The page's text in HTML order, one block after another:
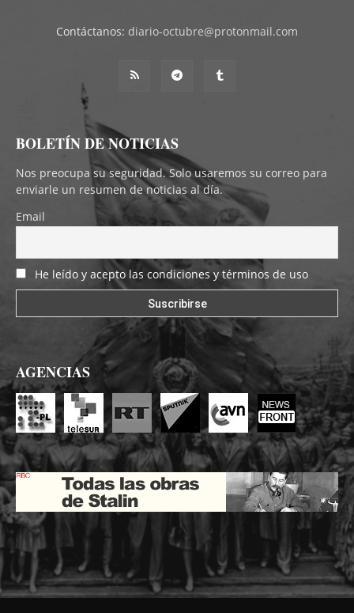
Contáctanos: diario-octubre@protonmail.com
BOLETÍN DE NOTICIAS
Nos preocupa su seguridad. Solo usaremos su correo para
enviarle un resumen de noticias al día.
Email
He leído y acepto las condiciones y términos de uso
AGENCIAS